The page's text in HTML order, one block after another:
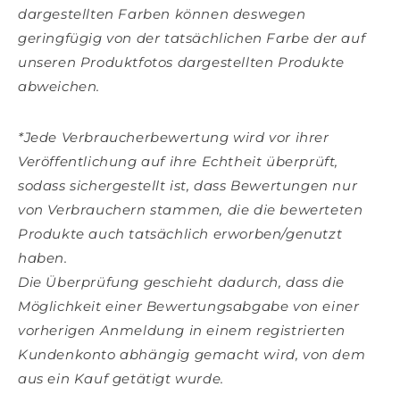
dargestellten Farben können deswegen
geringfügig von der tatsächlichen Farbe der auf
unseren Produktfotos dargestellten Produkte
abweichen.
*Jede Verbraucherbewertung wird vor ihrer
Veröffentlichung auf ihre Echtheit überprüft,
sodass sichergestellt ist, dass Bewertungen nur
von Verbrauchern stammen, die die bewerteten
Produkte auch tatsächlich erworben/genutzt
haben.
Die Überprüfung geschieht dadurch, dass die
Möglichkeit einer Bewertungsabgabe von einer
vorherigen Anmeldung in einem registrierten
Kundenkonto abhängig gemacht wird, von dem
aus ein Kauf getätigt wurde.